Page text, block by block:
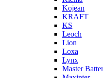
Kojean
KRAFT
KS
Leoch
Lion
Loxa
Lynx
Master